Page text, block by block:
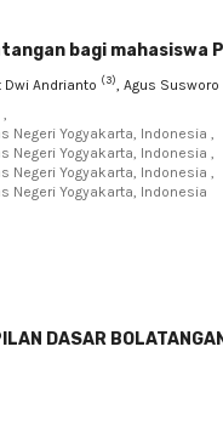
bagi mahasiswa
Dwi Andrianto (3) , Agus
Yogyakarta, Indonesia ,
Yogyakarta, Indonesia ,
Yogyakarta, Indonesia ,
Negeri Yogyakarta, Indonesia
DASAR